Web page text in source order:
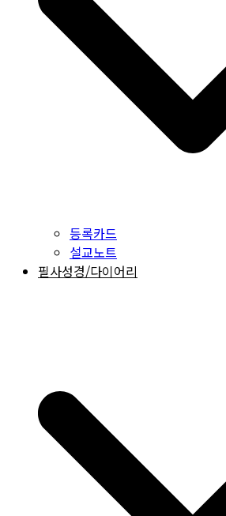
등록카드
설교노트
필사성경/다이어리